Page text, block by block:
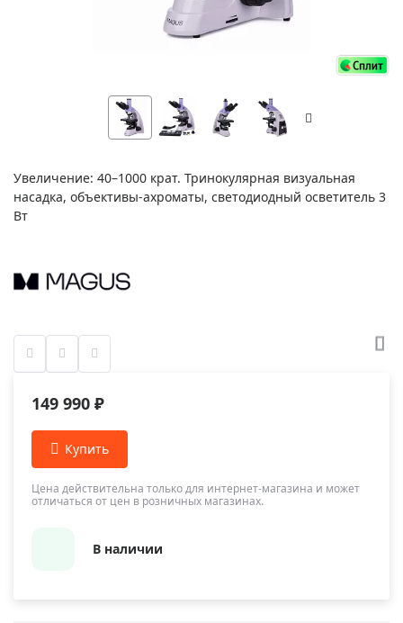
Увеличение: 40–1000 крат. Тринокулярная визуальная
насадка, объективы-ахроматы, светодиодный осветитель 3
Вт
149 990 ₽
Цена действительна только для интернет-магазина и может
отличаться от цен в розничных магазинах.
В наличии